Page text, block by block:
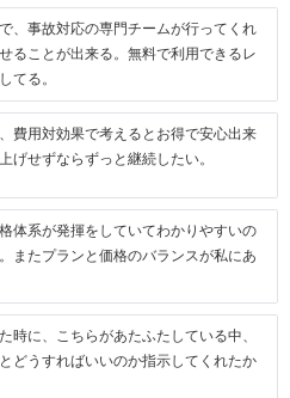
、事故対応の専門チームが行ってくれ
ることが出来る。無料で利用できるレ
てる。
費用対効果で考えるとお得で安心出来
げせずならずっと継続したい。
体系が発揮をしていてわかりやすいの
またプランと価格のバランスが私にあ
時に、こちらがあたふたしている中、
どうすればいいのか指示してくれたか